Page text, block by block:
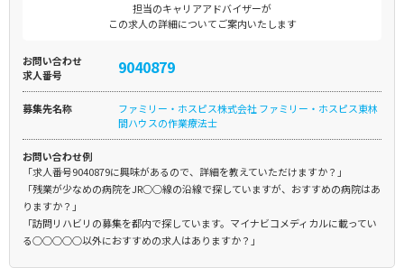
担当のキャリアアドバイザーが
この求人の詳細についてご案内いたします
お問い合わせ
求人番号
9040879
募集先名称
ファミリー・ホスピス株式会社 ファミリー・ホスピス東林
間ハウスの作業療法士
お問い合わせ例
「求人番号9040879に興味があるので、詳細を教えていただけますか？」
「残業が少なめの病院をJR○○線の沿線で探していますが、おすすめの病院はあ
りますか？」
「訪問リハビリの募集を都内で探しています。マイナビコメディカルに載ってい
る○○○○○以外におすすめの求人はありますか？」